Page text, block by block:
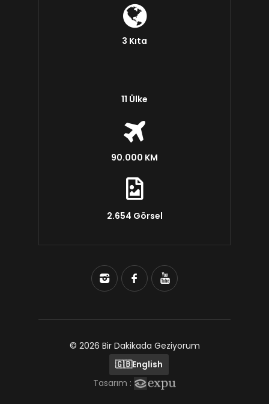
3 Kıta
11 Ülke
90.000 KM
2.654 Görsel
© 2026 Bir Dakikada Geziyorum
🇬🇧English
Tasarım :